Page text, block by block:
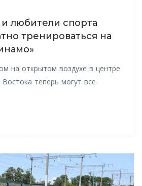
любители спорта
тренироваться на
на открытом воздухе в центре
теперь могут все